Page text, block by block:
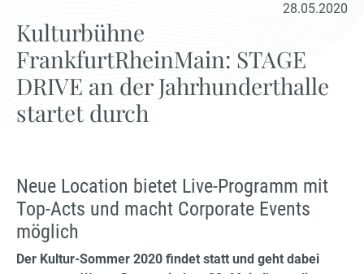
28.05.2020
Kulturbühne
FrankfurtRheinMain: STAGE
DRIVE an der Jahrhunderthalle
startet durch
Neue Location bietet Live-Programm mit
Top-Acts und macht Corporate Events
möglich
Der Kultur-Sommer 2020 findet statt und geht dabei